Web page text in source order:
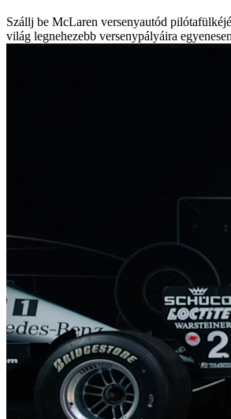
Szállj be McLaren versenyautód
világ legnehezebb versenypályáira